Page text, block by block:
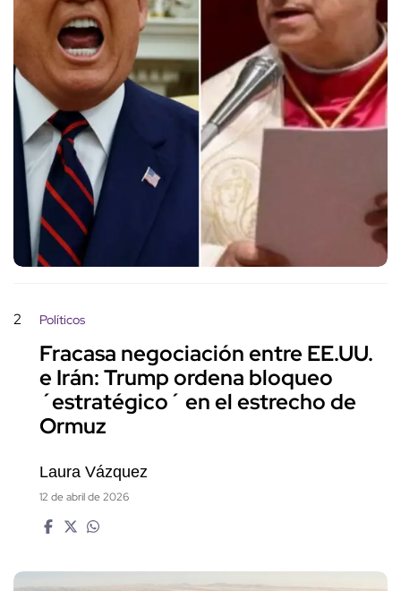
2 Políticos
Fracasa negociación entre EE.UU.
e Irán: Trump ordena bloqueo
´estratégico´ en el estrecho de
Ormuz
Laura Vázquez
12 de abril de 2026